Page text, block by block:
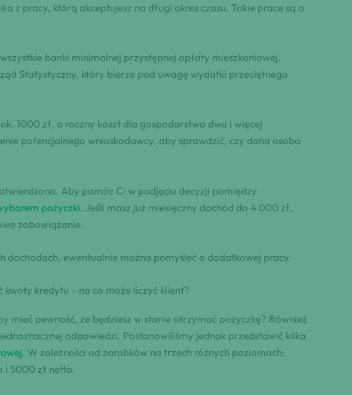
z pracy, którą akceptujesz na długi okres czasu. Takie prace są o
banki minimalnej przystępnej opłaty mieszkaniowej.
Statystyczny, który bierze pod uwagę wydatki przeciętnego
1000 zł, a roczny koszt dla gospodarstwa dwu i więcej
potencjalnego wnioskodawcy, aby sprawdzić, czy dana osoba
Aby pomóc Ci w podjęciu decyzji pomiędzy
pożyczki. Jeśli masz już miesięczny dochód do 4 000 zł,
zobowiązanie.
dochodach, ewentualnie można pomyśleć o dodatkowej pracy.
kredytu – na co może liczyć klient?
mieć pewność, że będziesz w stanie otrzymać pożyczkę? Również
odpowiedzi. Postanowiliśmy jednak przedstawić kilka
. W zależności od zarobków na trzech różnych poziomach:
i 5000 zł netto.